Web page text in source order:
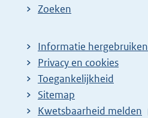
Zoeken
Informatie hergebruiken
Privacy en cookies
Toegankelijkheid
Sitemap
E
Kwetsbaarheid melden